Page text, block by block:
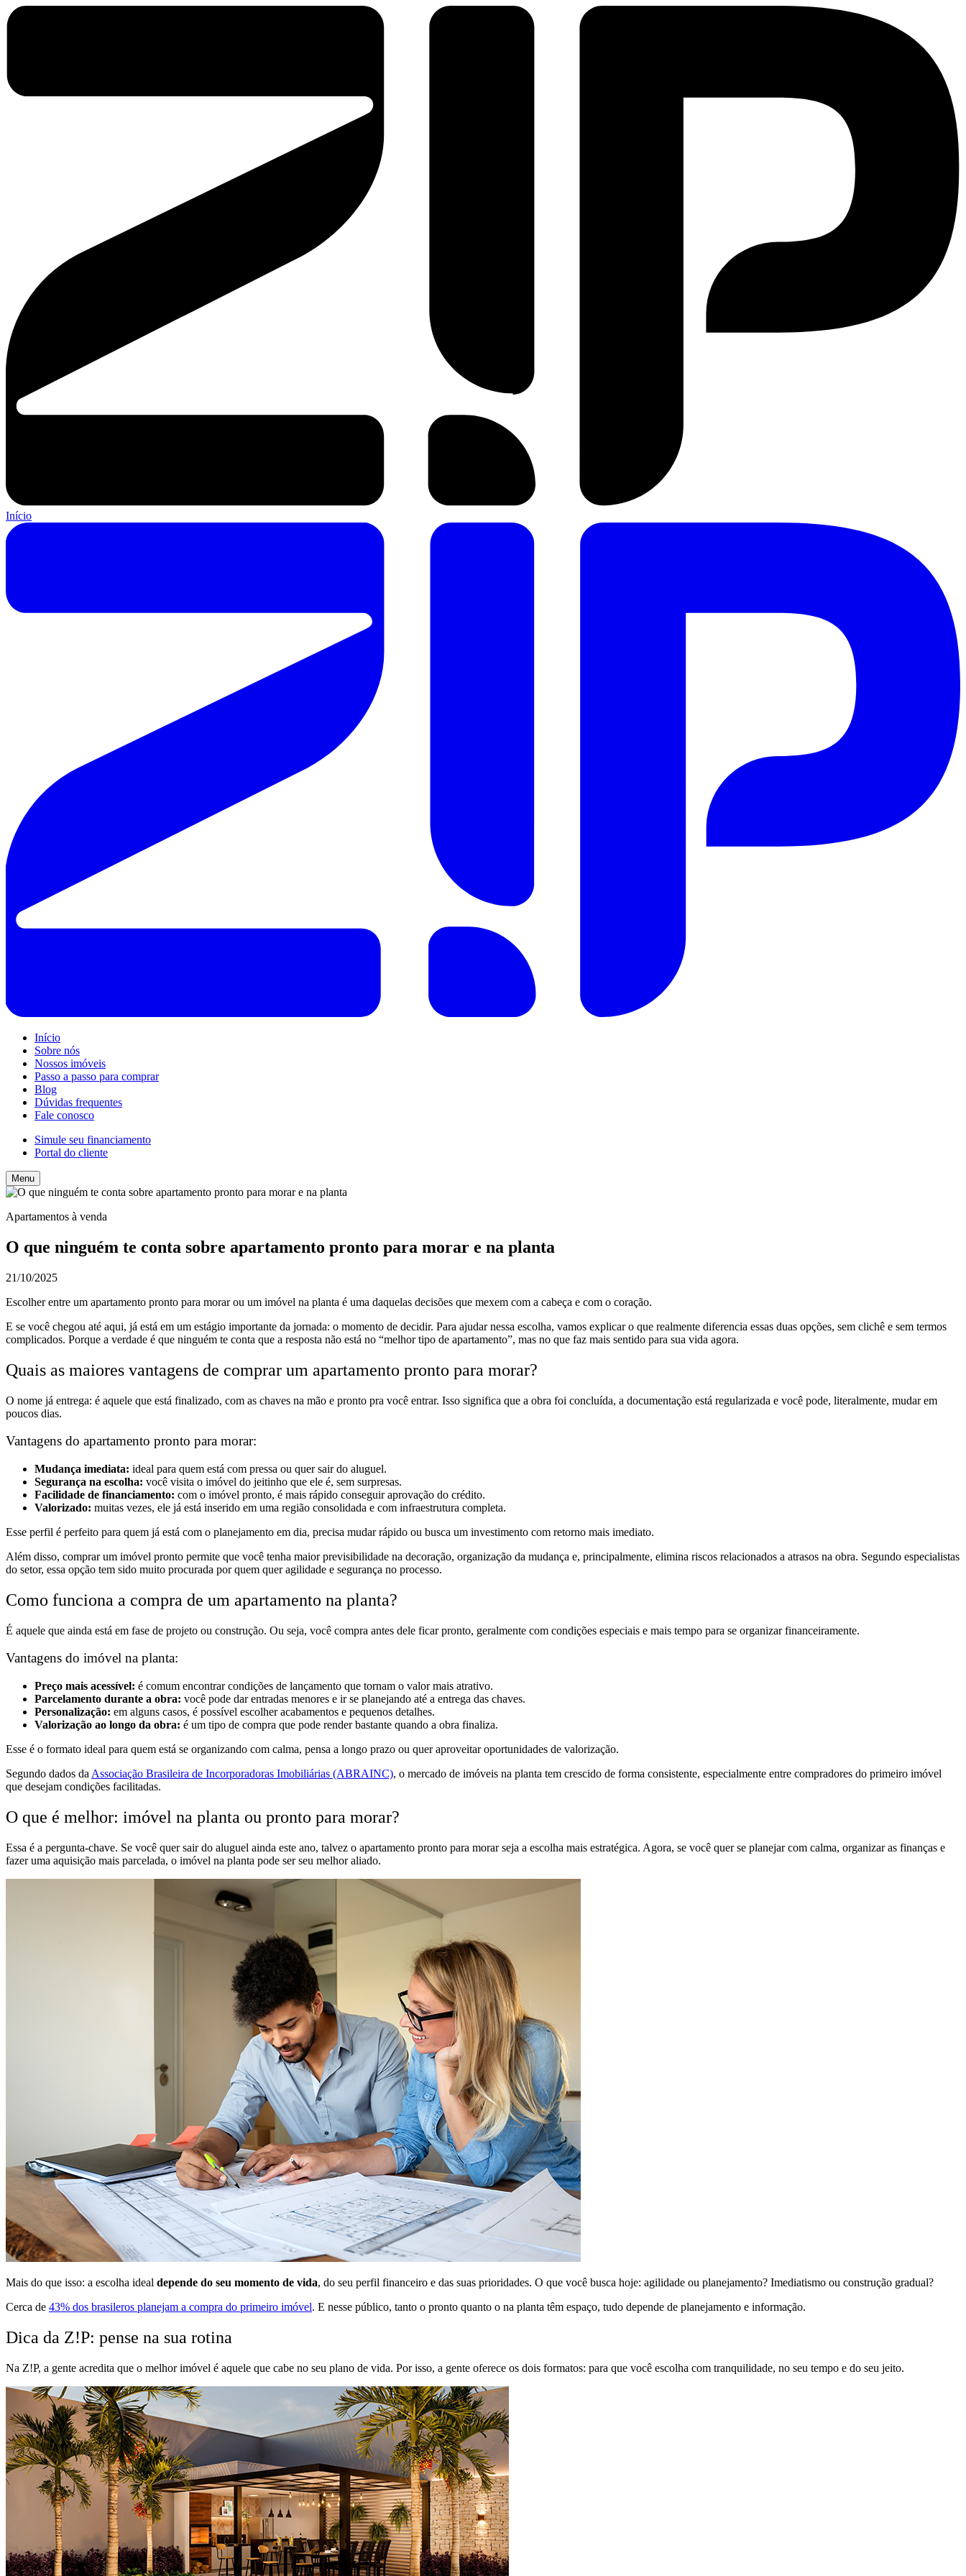
Início
Início
Sobre nós
Nossos imóveis
Passo a passo para comprar
Blog
Dúvidas frequentes
Fale conosco
Simule seu financiamento
Portal do cliente
Menu
Apartamentos à venda
O que ninguém te conta sobre apartamento pronto para morar e na planta
21/10/2025
Escolher entre um apartamento pronto para morar ou um imóvel na planta é uma daquelas decisões que mexem com a cabeça e com o coração.
E se você chegou até aqui, já está em um estágio importante da jornada: o momento de decidir. Para ajudar nessa escolha, vamos explicar o que realmente diferencia essas duas opções, sem clichê e sem termos
complicados. Porque a verdade é que ninguém te conta que a resposta não está no “melhor tipo de apartamento”, mas no que faz mais sentido para sua vida agora.
Quais as maiores vantagens de comprar um apartamento pronto para morar?
O nome já entrega: é aquele que está finalizado, com as chaves na mão e pronto pra você entrar. Isso significa que a obra foi concluída, a documentação está regularizada e você pode, literalmente, mudar em
poucos dias.
Vantagens do apartamento pronto para morar:
Mudança imediata: ideal para quem está com pressa ou quer sair do aluguel.
Segurança na escolha: você visita o imóvel do jeitinho que ele é, sem surpresas.
Facilidade de financiamento: com o imóvel pronto, é mais rápido conseguir aprovação do crédito.
Valorizado: muitas vezes, ele já está inserido em uma região consolidada e com infraestrutura completa.
Esse perfil é perfeito para quem já está com o planejamento em dia, precisa mudar rápido ou busca um investimento com retorno mais imediato.
Além disso, comprar um imóvel pronto permite que você tenha maior previsibilidade na decoração, organização da mudança e, principalmente, elimina riscos relacionados a atrasos na obra. Segundo especialistas
do setor, essa opção tem sido muito procurada por quem quer agilidade e segurança no processo.
Como funciona a compra de um apartamento na planta?
É aquele que ainda está em fase de projeto ou construção. Ou seja, você compra antes dele ficar pronto, geralmente com condições especiais e mais tempo para se organizar financeiramente.
Vantagens do imóvel na planta:
Preço mais acessível: é comum encontrar condições de lançamento que tornam o valor mais atrativo.
Parcelamento durante a obra: você pode dar entradas menores e ir se planejando até a entrega das chaves.
Personalização: em alguns casos, é possível escolher acabamentos e pequenos detalhes.
Valorização ao longo da obra: é um tipo de compra que pode render bastante quando a obra finaliza.
Esse é o formato ideal para quem está se organizando com calma, pensa a longo prazo ou quer aproveitar oportunidades de valorização.
Segundo dados da Associação Brasileira de Incorporadoras Imobiliárias (ABRAINC), o mercado de imóveis na planta tem crescido de forma consistente, especialmente entre compradores do primeiro imóvel
que desejam condições facilitadas.
O que é melhor: imóvel na planta ou pronto para morar?
Essa é a pergunta-chave. Se você quer sair do aluguel ainda este ano, talvez o apartamento pronto para morar seja a escolha mais estratégica. Agora, se você quer se planejar com calma, organizar as finanças e
fazer uma aquisição mais parcelada, o imóvel na planta pode ser seu melhor aliado.
Mais do que isso: a escolha ideal depende do seu momento de vida, do seu perfil financeiro e das suas prioridades. O que você busca hoje: agilidade ou planejamento? Imediatismo ou construção gradual?
Cerca de 43% dos brasileros planejam a compra do primeiro imóvel. E nesse público, tanto o pronto quanto o na planta têm espaço, tudo depende de planejamento e informação.
Dica da Z!P: pense na sua rotina
Na Z!P, a gente acredita que o melhor imóvel é aquele que cabe no seu plano de vida. Por isso, a gente oferece os dois formatos: para que você escolha com tranquilidade, no seu tempo e do seu jeito.